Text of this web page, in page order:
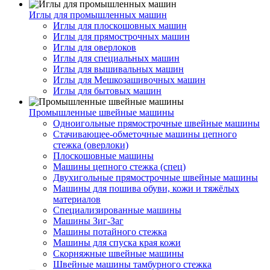
Иглы для промышленных машин
Иглы для плоскошовных машин
Иглы для прямострочных машин
Иглы для оверлоков
Иглы для специальных машин
Иглы для вышивальных машин
Иглы для Мешкозашивочных машин
Иглы для бытовых машин
Промышленные швейные машины
Одноигольные прямострочные швейные машины
Стачивающее-обметочные машины цепного
стежка (оверлоки)
Плоскошовные машины
Машины цепного стежка (спец)
Двухигольные прямострочные швейные машины
Машины для пошива обуви, кожи и тяжёлых
материалов
Специализированные машины
Машины Зиг-Заг
Машины потайного стежка
Машины для спуска края кожи
Скорняжные швейные машины
Швейные машины тамбурного стежка